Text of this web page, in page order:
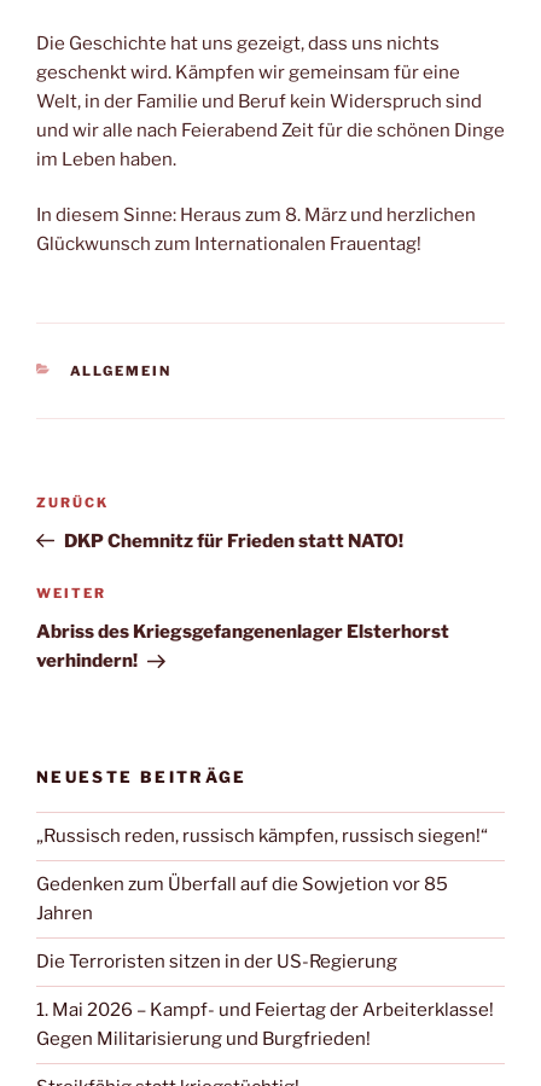
Die Geschichte hat uns gezeigt, dass uns nichts
geschenkt wird. Kämpfen wir gemeinsam für eine
Welt, in der Familie und Beruf kein Widerspruch sind
und wir alle nach Feierabend Zeit für die schönen Dinge
im Leben haben.
In diesem Sinne: Heraus zum 8. März und herzlichen
Glückwunsch zum Internationalen Frauentag!
ALLGEMEIN
ZURÜCK
DKP Chemnitz für Frieden statt NATO!
WEITER
Abriss des Kriegsgefangenenlager Elsterhorst
verhindern!
NEUESTE BEITRÄGE
„Russisch reden, russisch kämpfen, russisch siegen!“
Gedenken zum Überfall auf die Sowjetion vor 85
Jahren
Die Terroristen sitzen in der US-Regierung
1. Mai 2026 – Kampf- und Feiertag der Arbeiterklasse!
Gegen Militarisierung und Burgfrieden!